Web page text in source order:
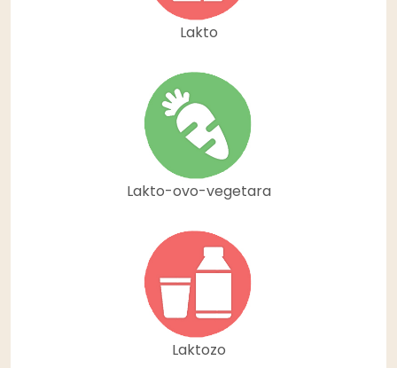
Lakto
Lakto-ovo-vegetara
Laktozo